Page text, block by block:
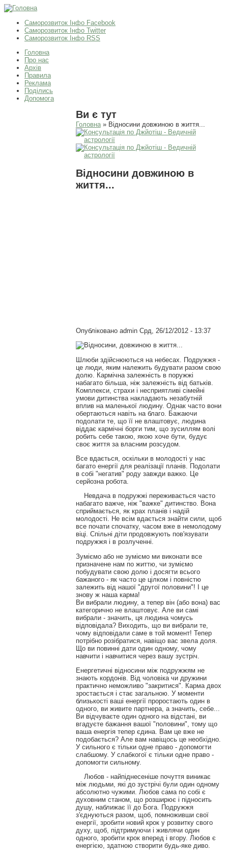
Саморозвиток Інфо Facebook
Саморозвиток Інфо Twitter
Саморозвиток Інфо RSS
Головна
Про нас
Архів
Правила
Реклама
Поділись
Допомога
Ви є тут
Головна» Відносини довжиною в життя...
Відносини довжиною в
життя...
Опубліковано adminСрд, 26/12/2012 - 13:37
Шлюби здійснюються на небесах. Подружжя -
це люди, яким належить будувати разом свою
долю. Кармічна залежність в поружжі
набагато більша, ніж залежність від батьків.
Комплекси, страхи і несприятливі сімейні
умови дитинства накладають незабутній
вплив на маленької людину. Однак часто вони
обертаються навіть на благо. Бажаючи
подолати те, що її не влаштовує, людина
віддає кармічні борги тим, що зусиллям волі
робить себе такою, якою хоче бути, будує
своє життя за власним розсудом.
Все вдається, оскільки в молодості у нас
багато енергії для реалізації планів. Подолати
в собі "негатив" роду завжди важко. Це
серйозна робота.
Невдача в подружжі переживається часто
набагато важче, ніж "важке" дитинство. Вона
сприймається, як крах планів і надій
молодості. Не всім вдається знайти сили, щоб
все почати спочатку, часом вже в немолодому
віці. Спільні діти продовжують пов'язувати
подружжя і в розлученні.
Зуміємо або не зуміємо ми виконати все
призначене нам по життю, чи зуміємо
побудувати свою долю і досягти всього
бажаного - як часто це цілком і повністю
залежить від нашої "другої половини"! І це
знову ж наша карма!
Ви вибрали людину, а тепер він (або вона) вас
категорично не влаштовує. Але ви самі
вибрали - значить, ця людина чомусь
відповідала? Виходить, що ви вибрали те,
чому відповідали саме в той момент! Тепер
потрібно розібратися, навіщо вас звела доля.
Що ви повинні дати один одному, чому
навчити і навчитися через вашу зустріч.
Енергетичні відносини між подружжям не
знають кордонів. Від чоловіка чи дружини
практично неможливо "закритися". Карма двох
зростається і стає загальною. У моменти
близькості ваші енергії проростають один в
одного, ви живите партнера, а значить, себе...
Ви відчуваєте один одного на відстані, ви
вгадуєте бажання вашої "половини", тому що
ваша енергія тепер єдина. Вам це вже не
подобається? Але вам навіщось це необхідно.
У сильного є тільки одне право - допомогти
слабшому. У слабкогої є тільки одне право -
допомогти сильному.
Любов - найпіднесеніше почуття виникає
між людьми, які до зустрічі були один одному
абсолютно чужими. Любов сама по собі є
духовним станом, що розширює і підносить
душу, наближає її до Бога. Подружжя
з'єднуються разом, щоб, помноживши свої
енергії, зробити новий крок у розвитку свого
духу, щоб, підтримуючи і живлячи один
одного, зробити крок вперед і вгору. Любов є
енергією, здатною створити будь-яке диво.